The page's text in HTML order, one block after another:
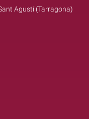
Agustí (Tarragona)